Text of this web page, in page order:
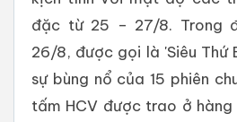
đặc từ 25 – 27/8. Trong
26/8, được gọi là 'Siêu Thứ
sự bùng nổ của 15 phiên
tấm HCV được trao ở